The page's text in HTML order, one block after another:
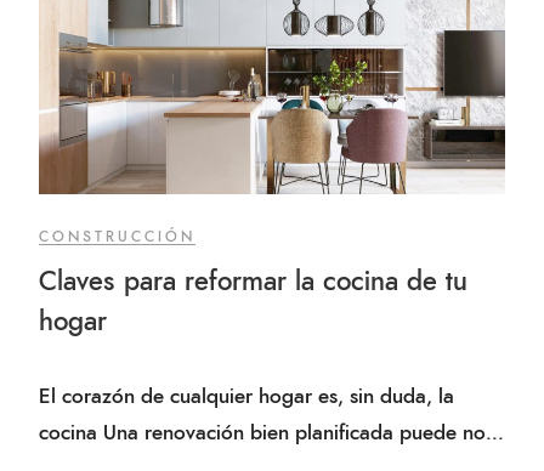
CONSTRUCCIÓN
Claves para reformar la cocina de tu
hogar
El corazón de cualquier hogar es, sin duda, la
cocina Una renovación bien planificada puede no...